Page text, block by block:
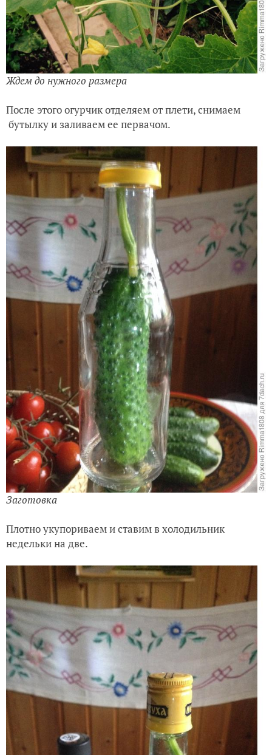
Ждем до нужного размера
После этого огурчик отделяем от плети, снимаем
бутылку и заливаем ее первачом.
Заготовка
Плотно укупориваем и ставим в холодильник
недельки на две.